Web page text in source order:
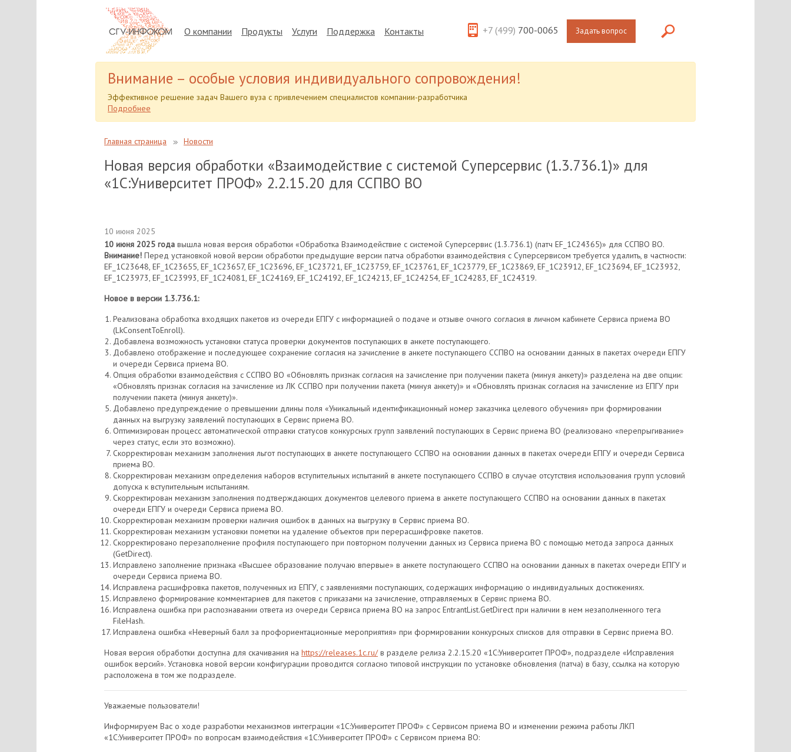
О компании Продукты Услуги Поддержка Контакты +7 (499) 700-0065 Задать вопрос
Внимание – особые условия индивидуального сопровождения!
Эффективное решение задач Вашего вуза с привлечением специалистов компании-разработчика
Подробнее
Главная страница Новости
Новая версия обработки «Взаимодействие с системой Суперсервис (1.3.736.1)» для
«1С:Университет ПРОФ» 2.2.15.20 для ССПВО ВО
10 июня 2025
10 июня 2025 года вышла новая версия обработки «Обработка Взаимодействие с системой Суперсервис (1.3.736.1) (патч EF_1C24365)» для ССПВО ВО.
Внимание! Перед установкой новой версии обработки предыдущие версии патча обработки взаимодействия с Суперсервисом требуется удалить, в частности:
EF_1C23648, EF_1C23655, EF_1C23657, EF_1C23696, EF_1C23721, EF_1C23759, EF_1C23761, EF_1C23779, EF_1C23869, EF_1C23912, EF_1С23694, EF_1C23932,
EF_1C23973, EF_1C23993, EF_1C24081, EF_1C24169, EF_1C24192, EF_1C24213, EF_1C24254, EF_1C24283, EF_1C24319.
Новое в версии 1.3.736.1:
Реализована обработка входящих пакетов из очереди ЕПГУ с информацией о подаче и отзыве очного согласия в личном кабинете Сервиса приема ВО
(LkConsentToEnroll).
Добавлена возможность установки статуса проверки документов поступающих в анкете поступающего.
Добавлено отображение и последующее сохранение согласия на зачисление в анкете поступающего ССПВО на основании данных в пакетах очереди ЕПГУ
и очереди Сервиса приема ВО.
Опция обработки взаимодействия с ССПВО ВО «Обновлять признак согласия на зачисление при получении пакета (минуя анкету)» разделена на две опции:
«Обновлять признак согласия на зачисление из ЛК ССПВО при получении пакета (минуя анкету)» и «Обновлять признак согласия на зачисление из ЕПГУ при
получении пакета (минуя анкету)».
Добавлено предупреждение о превышении длины поля «Уникальный идентификационный номер заказчика целевого обучения» при формировании
данных на выгрузку заявлений поступающих в Сервис приема ВО.
Оптимизирован процесс автоматической отправки статусов конкурсных групп заявлений поступающих в Сервис приема ВО (реализовано «перепрыгивание»
через статус, если это возможно).
Скорректирован механизм заполнения льгот поступающих в анкете поступающего ССПВО на основании данных в пакетах очереди ЕПГУ и очереди Сервиса
приема ВО.
Скорректирован механизм определения наборов вступительных испытаний в анкете поступающего ССПВО в случае отсутствия использования групп условий
допуска к вступительным испытаниям.
Скорректирован механизм заполнения подтверждающих документов целевого приема в анкете поступающего ССПВО на основании данных в пакетах
очереди ЕПГУ и очереди Сервиса приема ВО.
Скорректирован механизм проверки наличия ошибок в данных на выгрузку в Сервис приема ВО.
Скорректирован механизм установки пометки на удаление объектов при перерасшифровке пакетов.
Скорректировано перезаполнение профиля поступающего при повторном получении данных из Сервиса приема ВО с помощью метода запроса данных
(GetDirect).
Исправлено заполнение признака «Высшее образование получаю впервые» в анкете поступающего ССПВО на основании данных в пакетах очереди ЕПГУ и
очереди Сервиса приема ВО.
Исправлена расшифровка пакетов, полученных из ЕПГУ, с заявлениями поступающих, содержащих информацию о индивидуальных достижениях.
Исправлено формирование комментариев для пакетов с приказами на зачисление, отправляемых в Сервис приема ВО.
Исправлена ошибка при распознавании ответа из очереди Сервиса приема ВО на запрос EntrantList.GetDirect при наличии в нем незаполненного тега
FileHash.
Исправлена ошибка «Неверный балл за профориентационные мероприятия» при формировании конкурсных списков для отправки в Сервис приема ВО.
Новая версия обработки доступна для скачивания на https://releases.1c.ru/в разделе релиза 2.2.15.20 «1С:Университет ПРОФ», подразделе «Исправления
ошибок версий». Установка новой версии конфигурации проводится согласно типовой инструкции по установке обновления (патча) в базу, ссылка на которую
расположена в том же подразделе.
Уважаемые пользователи!
Информируем Вас о ходе разработки механизмов интеграции «1С:Университет ПРОФ» с Сервисом приема ВО и изменении режима работы ЛКП
«1С:Университет ПРОФ» по вопросам взаимодействия «1С:Университет ПРОФ» с Сервисом приема ВО: